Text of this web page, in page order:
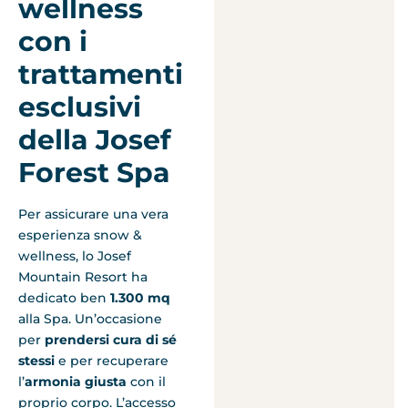
wellness
con i
trattamenti
esclusivi
della Josef
Forest Spa
Per assicurare una vera
esperienza snow &
wellness, lo Josef
Mountain Resort ha
dedicato ben 1.300 mq
alla Spa. Un’occasione
per prendersi cura di sé
stessi e per recuperare
l’armonia giusta con il
proprio corpo. L’accesso